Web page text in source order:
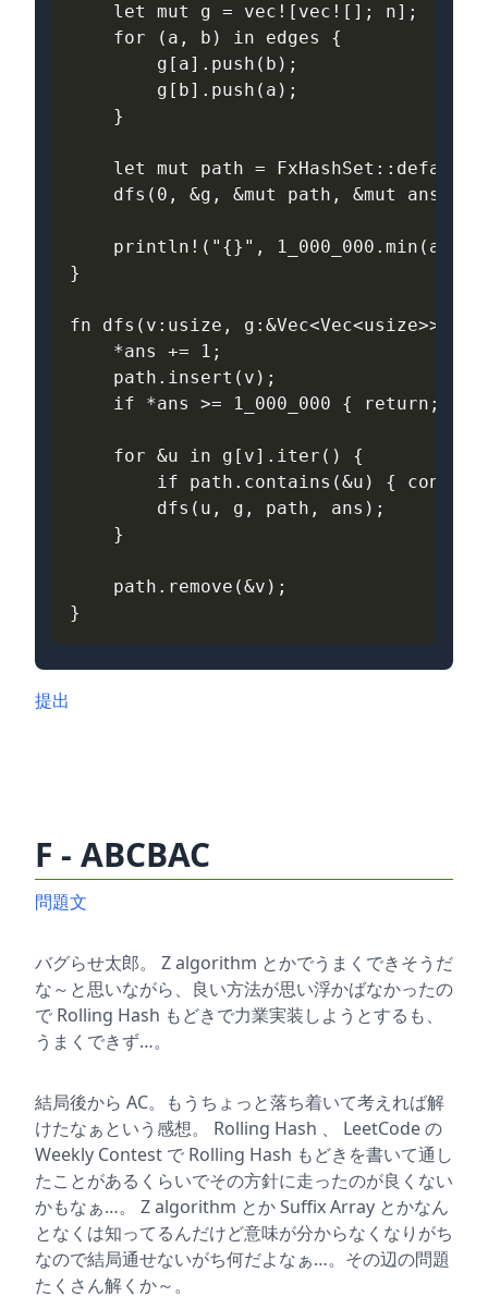
let
mut g = vec ! [ vec ! []; n];
for
( a , b ) in edges
{
g [ a]. push ( b );
g [ b]. push ( a );
}
let mut path = FxHashSet :: default
dfs ( 0 , &g , &mut path , &mut ans
println ! ( "{}" , 1_000_000. min ( ans
}
fn dfs ( v : usize , g : &Vec<Vec<usize>>
*ans += 1 ;
path . insert ( v );
if
*ans >= 1_000_000 { return ;
for &u in g [ v]. iter ()
{
if
path . contains (&u ) {
dfs ( u , g , path , ans );
}
path . remove (&v );
}
提出
F - ABCBAC
問題文
バグらせ太郎。 Z algorithm とかでうまくできそうだ
な～と思いながら、良い方法が思い浮かばなかったの
で Rolling Hash もどきで力業実装しようとするも、
うまくできず…。
結局後から AC。もうちょっと落ち着いて考えれば解
けたなぁという感想。 Rolling Hash 、 LeetCode の
Weekly Contest で Rolling Hash もどきを書いて通し
たことがあるくらいでその方針に走ったのが良くない
かもなぁ…。 Z algorithm とか Suffix Array とかなん
となくは知ってるんだけど意味が分からなくなりがち
なので結局通せないがち何だよなぁ…。その辺の問題
たくさん解くか～。